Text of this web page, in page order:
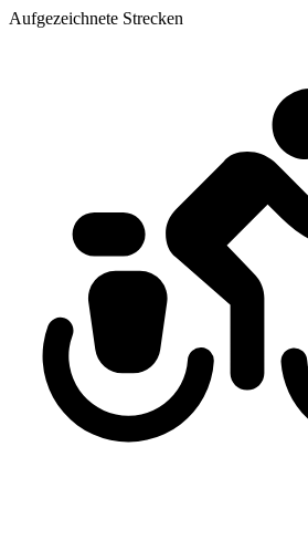
Aufgezeichnete Strecken